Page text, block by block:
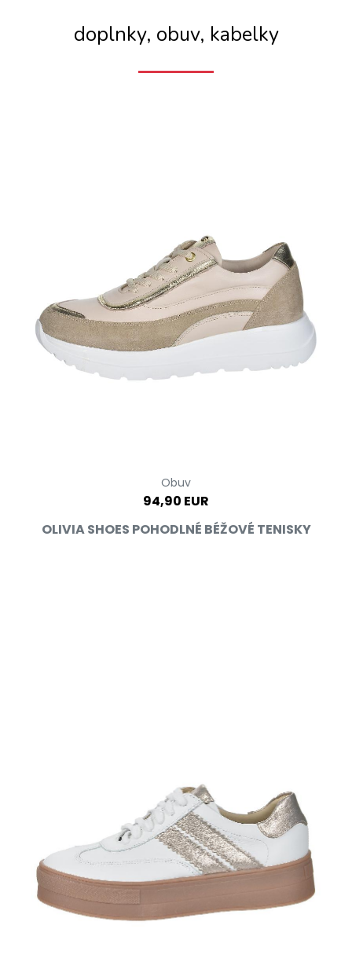
doplnky, obuv, kabelky
Obuv
94,90 EUR
OLIVIA SHOES POHODLNÉ BÉŽOVÉ TENISKY